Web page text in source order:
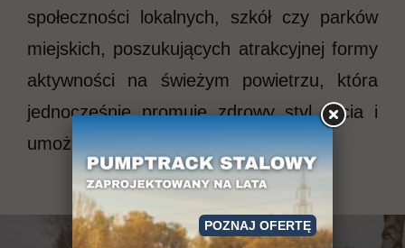
społeczności lokalnych, szkół czy parków
miejskich, poszukujących atrakcyjnej formy
aktywności na świeżym powietrzu, która
jednocześnie promuje zdrowy styl życia i
umożliwia rozwój sportowych pasji.
POZNAJ OFERTĘ